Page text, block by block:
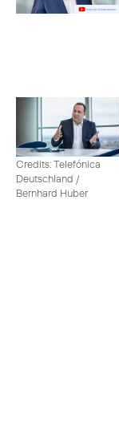
Credits: Telefónica
Deutschland /
Bernhard Huber